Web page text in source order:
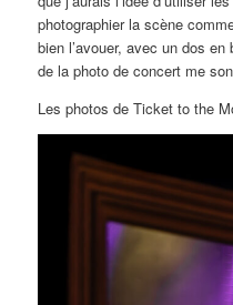
photographier la scène
bien l’avouer, avec un dos
de la photo de concert me
Les photos de Ticket to the